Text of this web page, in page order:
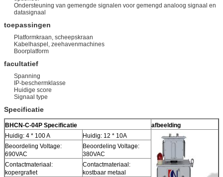
Ondersteuning van gemengde signalen voor gemengd analoog signaal en
datasignaal
toepassingen
Platformkraan, scheepskraan
Kabelhaspel, zeehavenmachines
Boorplatform
facultatief
Spanning
IP-beschermklasse
Huidige score
Signaal type
Specificatie
BHCN-C-04P Specificatie
afbeelding
Huidig: 4 * 100 A
Huidig: 12 * 10A
Beoordeling Voltage:
690VAC
Beoordeling Voltage:
380VAC
Contactmateriaal:
kopergrafiet
Contactmateriaal:
kostbaar metaal